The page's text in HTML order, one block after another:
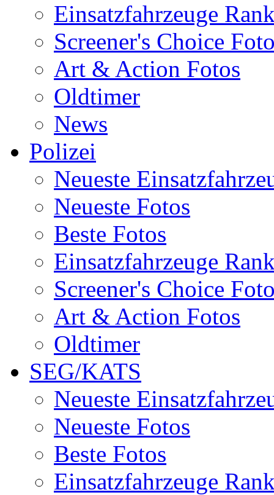
Einsatzfahrzeuge
Screener's Choice
Art & Action Fotos
Oldtimer
News
Polizei
Neueste
Neueste Fotos
Beste Fotos
Einsatzfahrzeuge
Screener's Choice
Art & Action Fotos
Oldtimer
SEG/KATS
Neueste
Neueste Fotos
Beste Fotos
Einsatzfahrzeuge